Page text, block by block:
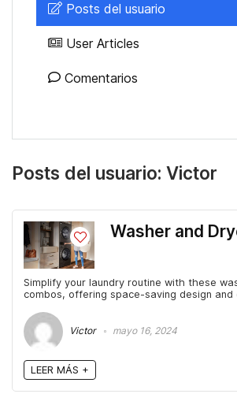
Posts del usuario
User Articles
Comentarios
Posts del usuario: Victor
Washer and
Simplify your laundry routine with these
combos, offering space-saving design and
Victor mayo 16, 2024
LEER MÁS +